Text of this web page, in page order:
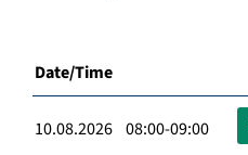
Date/Time
10.08.2026 08:00-09:00